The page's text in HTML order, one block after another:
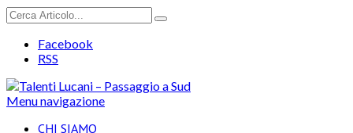
Facebook
RSS
Menu navigazione
CHI SIAMO